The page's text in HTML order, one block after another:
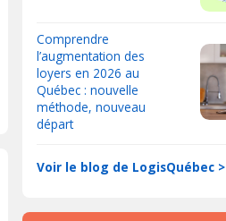
Comprendre
l’augmentation des
loyers en 2026 au
Québec : nouvelle
méthode, nouveau
départ
Voir le blog de LogisQuébec >